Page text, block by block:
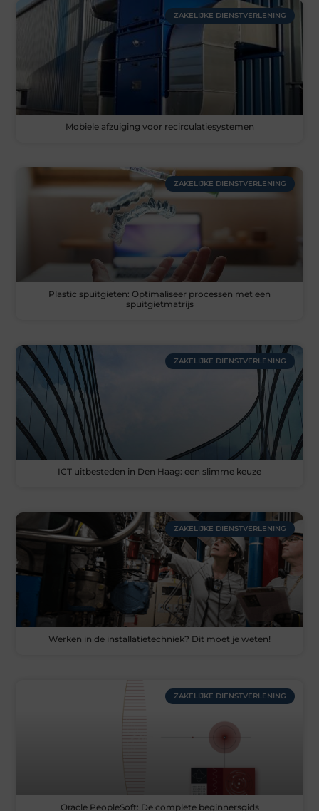
ZAKELIJKE DIENSTVERLENING
Mobiele afzuiging voor recirculatiesystemen
ZAKELIJKE DIENSTVERLENING
Plastic spuitgieten: Optimaliseer processen met een
spuitgietmatrijs
ZAKELIJKE DIENSTVERLENING
ICT uitbesteden in Den Haag: een slimme keuze
ZAKELIJKE DIENSTVERLENING
Werken in de installatietechniek? Dit moet je weten!
ZAKELIJKE DIENSTVERLENING
Oracle PeopleSoft: De complete beginnersgids